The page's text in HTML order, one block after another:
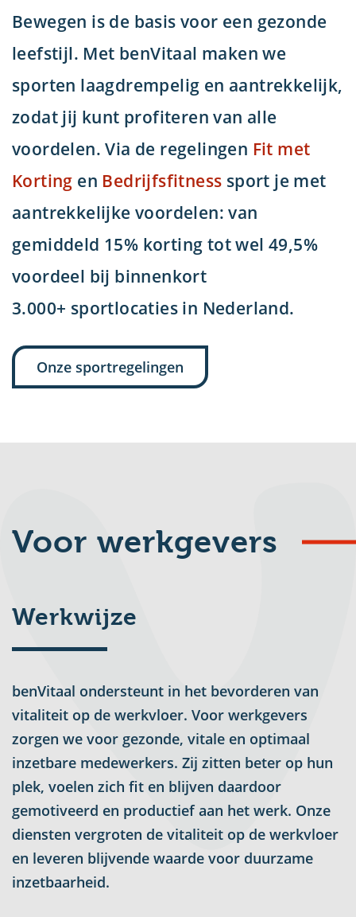
Bewegen is de basis voor een gezonde
leefstijl. Met benVitaal maken we
sporten laagdrempelig en aantrekkelijk,
zodat jij kunt profiteren van alle
voordelen. Via de regelingen Fit met
Korting en Bedrijfsfitness sport je met
aantrekkelijke voordelen: van
gemiddeld 15% korting tot wel49,5%
voordeel bij binnenkort
3.000+ sportlocaties in Nederland.
Onze sportregelingen
Voor werkgevers
Werkwijze
benVitaal ondersteunt in het bevorderen van
vitaliteit op de werkvloer. Voor werkgevers
zorgen we voor gezonde, vitale en optimaal
inzetbare medewerkers. Zij zitten beter op hun
plek, voelen zich fit en blijven daardoor
gemotiveerd en productief aan het werk. Onze
diensten vergroten de vitaliteit op de werkvloer
en leveren blijvende waarde voor duurzame
inzetbaarheid.